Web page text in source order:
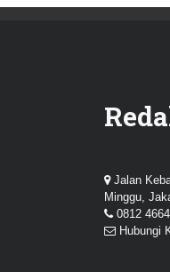
Jalan
Minggu,
0812
Hubungi